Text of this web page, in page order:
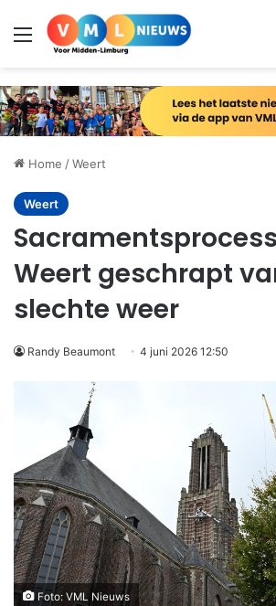
Menu
Home /Weert
Weert
Weert geschrapt
slechte weer
Randy Beaumont 4 juni 2026 12:50
Foto: VML Nieuws